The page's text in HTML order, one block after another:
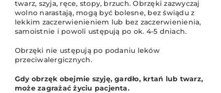
twarz, szyja, ręce, stopy, brzuch. Obrzęki zazwyczaj
wolno narastają, mogą być bolesne, bez świądu z
lekkim zaczerwienieniem lub bez zaczerwienienia,
samoistnie i powoli ustępują po ok. 4-5 dniach.
Obrzęki nie ustępują po podaniu leków
przeciwalergicznych.
Gdy obrzęk obejmie szyję, gardło, krtań lub twarz,
może zagrażać życiu pacjenta.